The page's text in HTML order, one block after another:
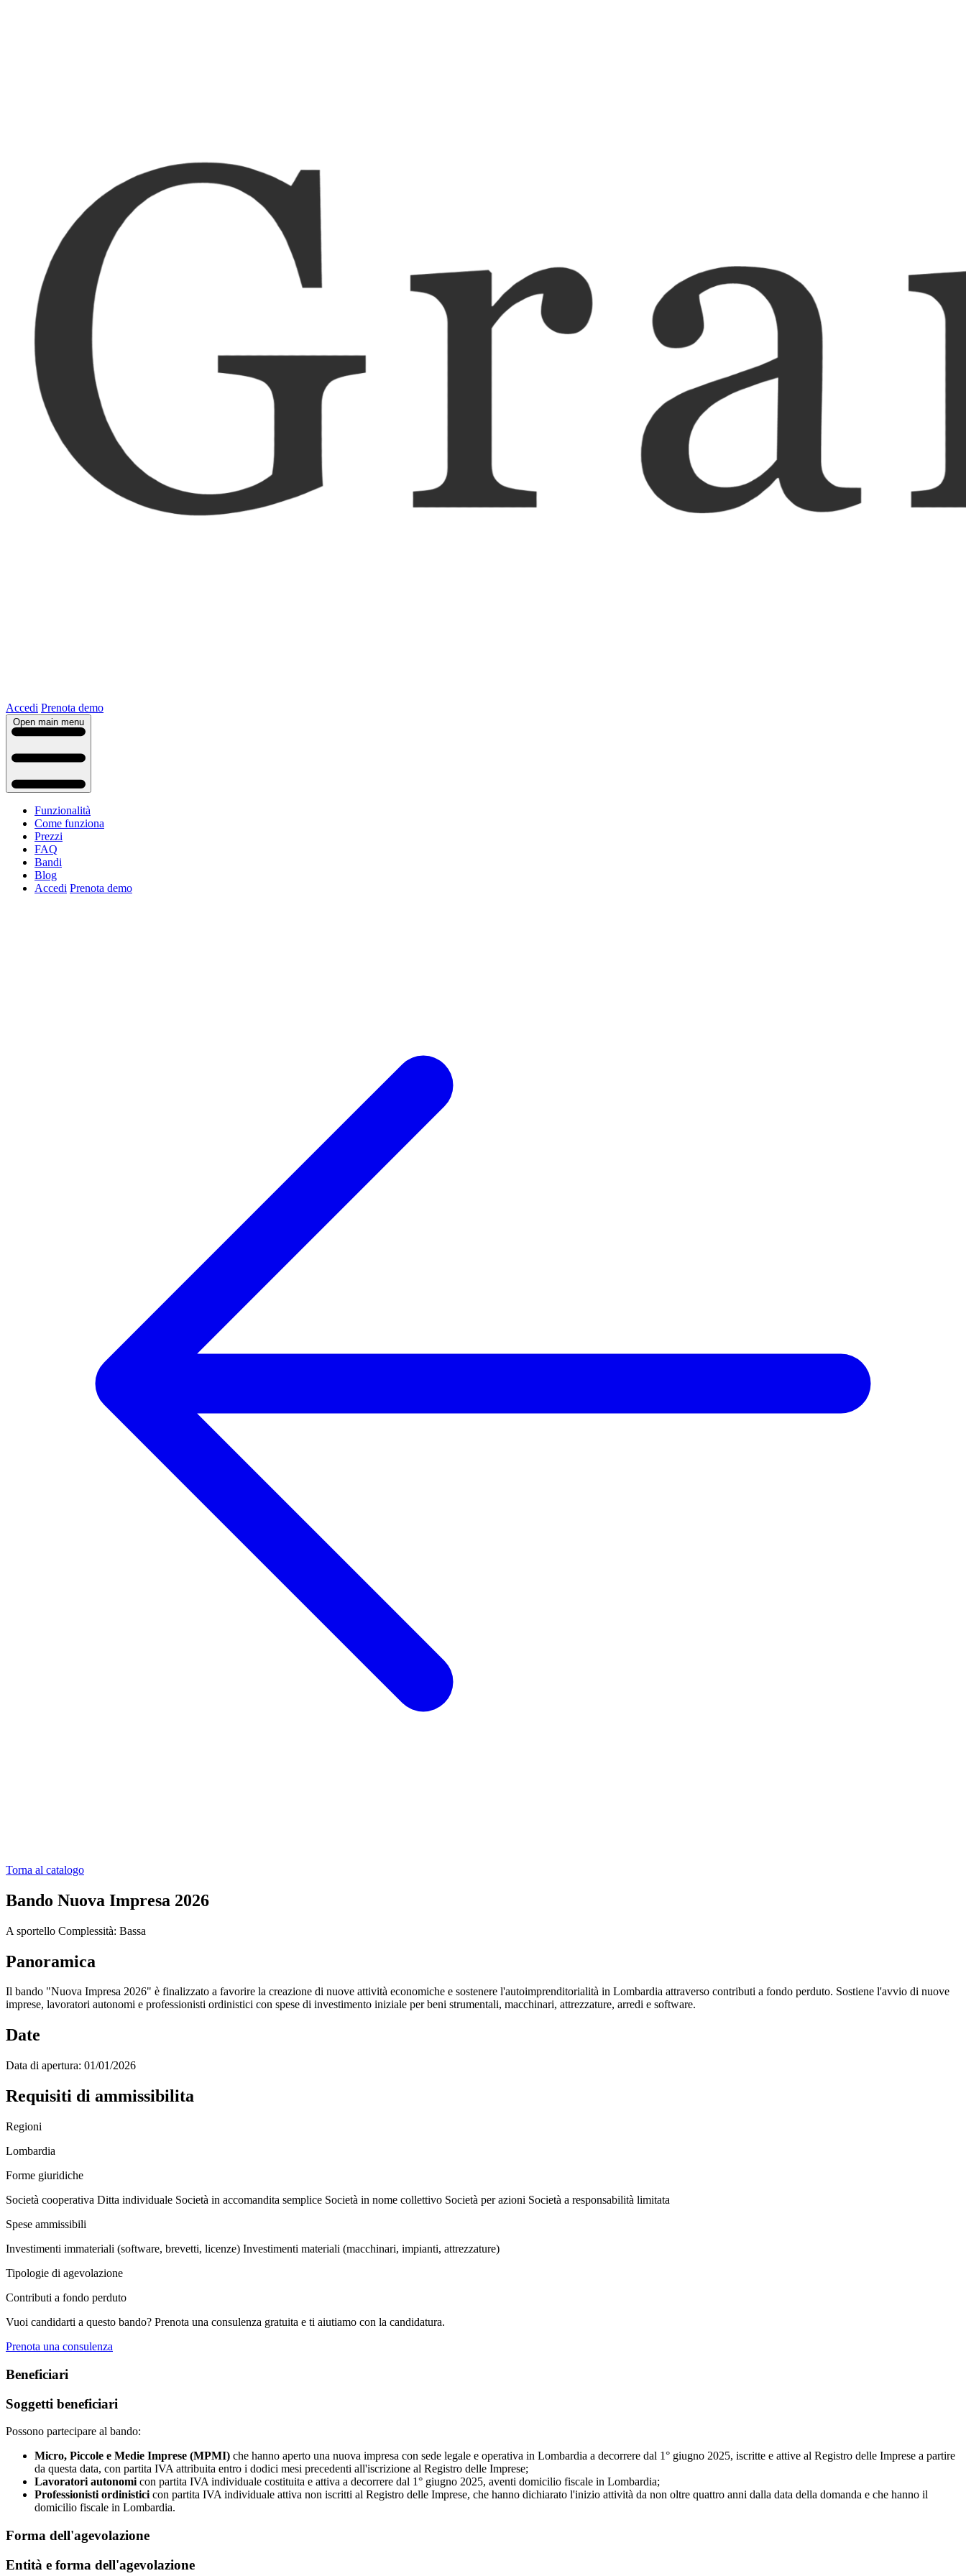
Accedi Prenota demo
Open main menu
Funzionalità
Come funziona
Prezzi
FAQ
Bandi
Blog
Accedi Prenota demo
Torna al catalogo
Bando Nuova Impresa 2026
A sportello Complessità: Bassa
Panoramica
Il bando "Nuova Impresa 2026" è finalizzato a favorire la creazione di nuove attività economiche e sostenere l'autoimprenditorialità in Lombardia attraverso contributi a fondo perduto. Sostiene l'avvio di nuove
imprese, lavoratori autonomi e professionisti ordinistici con spese di investimento iniziale per beni strumentali, macchinari, attrezzature, arredi e software.
Date
Data di apertura: 01/01/2026
Requisiti di ammissibilita
Regioni
Lombardia
Forme giuridiche
Società cooperativa Ditta individuale Società in accomandita semplice Società in nome collettivo Società per azioni Società a responsabilità limitata
Spese ammissibili
Investimenti immateriali (software, brevetti, licenze) Investimenti materiali (macchinari, impianti, attrezzature)
Tipologie di agevolazione
Contributi a fondo perduto
Vuoi candidarti a questo bando? Prenota una consulenza gratuita e ti aiutiamo con la candidatura.
Prenota una consulenza
Beneficiari
Soggetti beneficiari
Possono partecipare al bando:
Micro, Piccole e Medie Imprese (MPMI) che hanno aperto una nuova impresa con sede legale e operativa in Lombardia a decorrere dal 1° giugno 2025, iscritte e attive al Registro delle Imprese a partire
da questa data, con partita IVA attribuita entro i dodici mesi precedenti all'iscrizione al Registro delle Imprese;
Lavoratori autonomi con partita IVA individuale costituita e attiva a decorrere dal 1° giugno 2025, aventi domicilio fiscale in Lombardia;
Professionisti ordinistici con partita IVA individuale attiva non iscritti al Registro delle Imprese, che hanno dichiarato l'inizio attività da non oltre quattro anni dalla data della domanda e che hanno il
domicilio fiscale in Lombardia.
Forma dell'agevolazione
Entità e forma dell'agevolazione